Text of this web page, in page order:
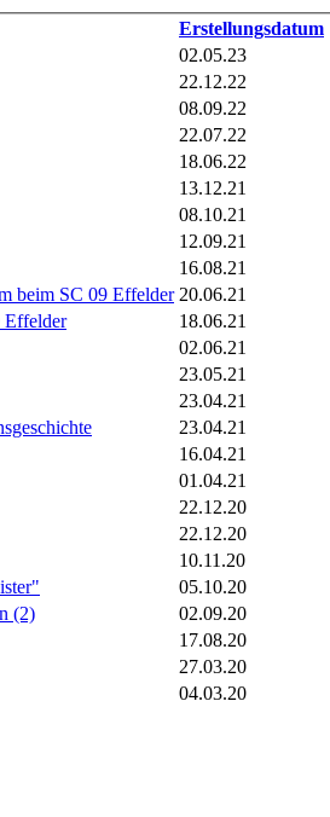
Erstellungsdatum
02.05.23
22.12.22
08.09.22
22.07.22
18.06.22
13.12.21
08.10.21
12.09.21
16.08.21
beim SC 09 Effelder 20.06.21
Effelder
18.06.21
02.06.21
23.05.21
23.04.21
23.04.21
16.04.21
01.04.21
22.12.20
22.12.20
10.11.20
05.10.20
(2)
02.09.20
17.08.20
27.03.20
04.03.20